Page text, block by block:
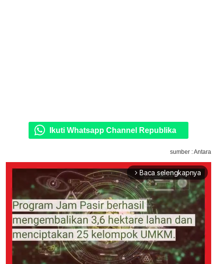
Ikuti Whatsapp Channel Republika
sumber : Antara
arrow_forward_ios Baca selengkapnya